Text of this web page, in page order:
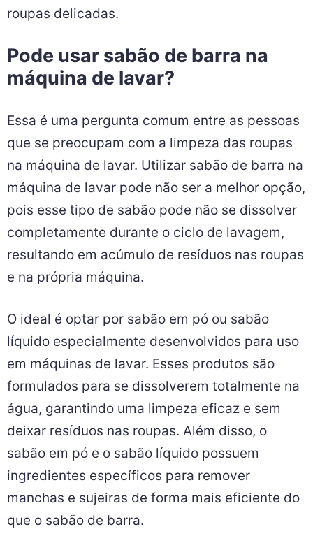
roupas delicadas.
Pode usar sabão de barra na
máquina de lavar?
Essa é uma pergunta comum entre as pessoas
que se preocupam com a limpeza das roupas
na máquina de lavar. Utilizar sabão de barra na
máquina de lavar pode não ser a melhor opção,
pois esse tipo de sabão pode não se dissolver
completamente durante o ciclo de lavagem,
resultando em acúmulo de resíduos nas roupas
e na própria máquina.
O ideal é optar por sabão em pó ou sabão
líquido especialmente desenvolvidos para uso
em máquinas de lavar. Esses produtos são
formulados para se dissolverem totalmente na
água, garantindo uma limpeza eficaz e sem
deixar resíduos nas roupas. Além disso, o
sabão em pó e o sabão líquido possuem
ingredientes específicos para remover
manchas e sujeiras de forma mais eficiente do
que o sabão de barra.